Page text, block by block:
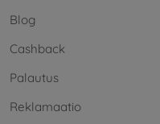
Blog
Cashback
Palautus
Reklamaatio